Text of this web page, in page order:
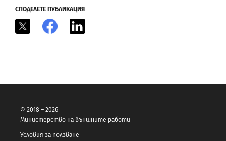
СПОДЕЛЕТЕ ПУБЛИКАЦИЯ
Facebook
© 2018 – 2026
Министерство на външните работи
Условия за ползване